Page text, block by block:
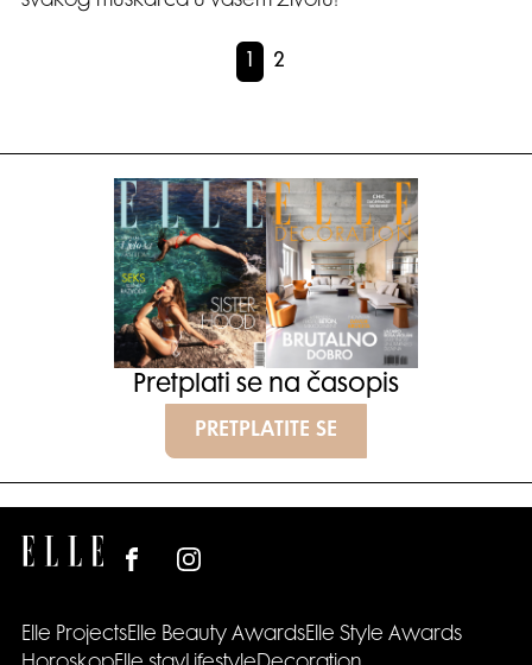
2
Pretplati se na časopis
PRETPLATITE SE
Elle ProjectsElle Beauty AwardsElle Style Awards